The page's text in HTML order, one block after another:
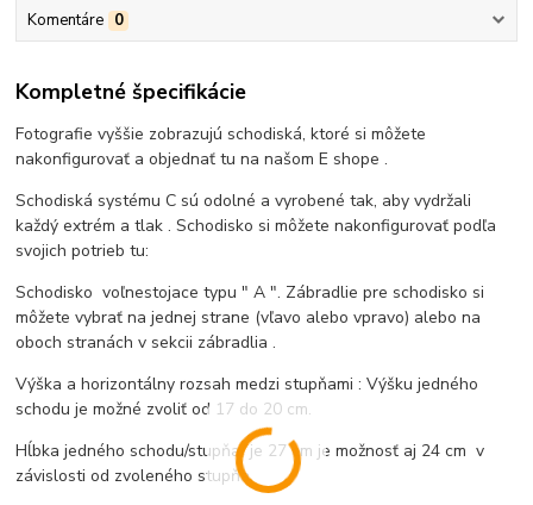
Komentáre 0
Kompletné špecifikácie
Fotografie vyššie zobrazujú schodiská, ktoré si môžete
nakonfigurovať a objednať tu na našom E shope .
Schodiská systému C sú odolné a vyrobené tak, aby vydržali
každý extrém a tlak . Schodisko si môžete nakonfigurovať podľa
svojich potrieb tu:
Schodisko voľnestojace typu " A ". Zábradlie pre schodisko si
môžete vybrať na jednej strane (vľavo alebo vpravo) alebo na
oboch stranách v sekcii zábradlia .
Výška a horizontálny rozsah medzi stupňami : Výšku jedného
schodu je možné zvoliť od 17 do 20 cm.
Hĺbka jedného schodu/stupňa/ je 27 cm je možnosť aj 24 cm v
závislosti od zvoleného stupňa.